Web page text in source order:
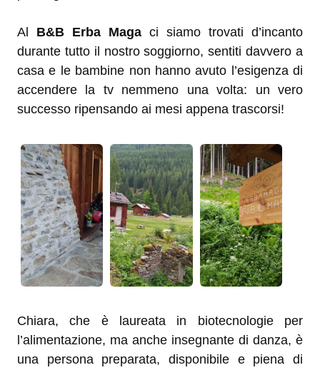
Al B&B Erba Maga ci siamo trovati d’incanto
durante tutto il nostro soggiorno, sentiti davvero a
casa e le bambine non hanno avuto l’esigenza di
accendere la tv nemmeno una volta: un vero
successo ripensando ai mesi appena trascorsi!
Chiara, che è laureata in biotecnologie per
l’alimentazione, ma anche insegnante di danza, è
una persona preparata, disponibile e piena di